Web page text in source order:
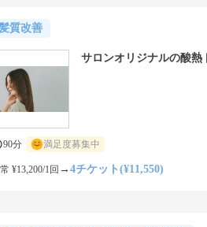
質改善
サロンオリジナルの酸熱
90分 満足度募集中
¥13,200/1回 → 4チケット(¥11,550)